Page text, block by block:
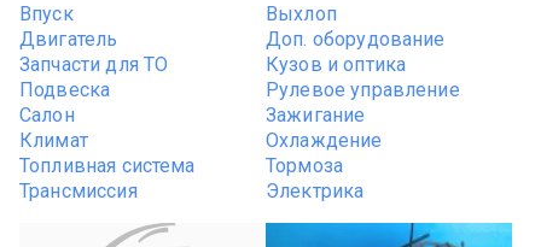
Впуск
Выхлоп
Двигатель
Доп. оборудование
Запчасти для ТО
Кузов и оптика
Подвеска
Рулевое управление
Салон
Зажигание
Климат
Охлаждение
Топливная система
Тормоза
Трансмиссия
Электрика